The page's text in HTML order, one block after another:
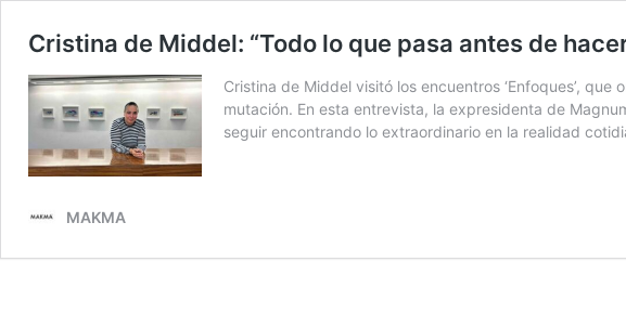
Cristina de Middel: “Todo lo que pasa antes de
Cristina de Middel visitó los encuentros ‘Enfoques’,
mutación. En esta entrevista, la expresidenta de
seguir encontrando lo extraordinario en la realidad
MAKMA